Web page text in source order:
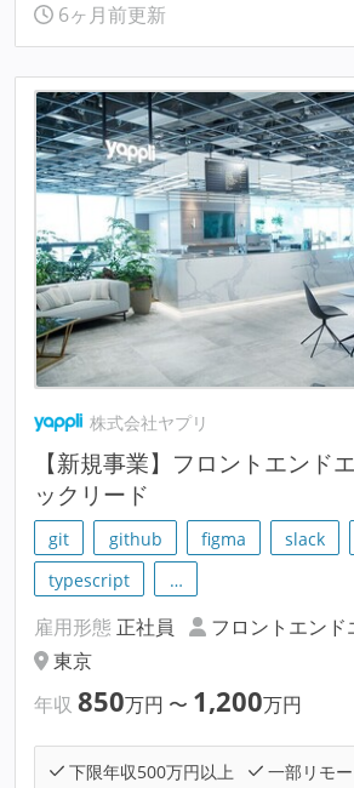
6ヶ月前更新
株式会社ヤプリ
【新規事業】フロントエンド
ックリード
git github figma slack
typescript
…
雇用形態 正社員
フロントエンド
東京
年収 850万円 〜 1,200万円
下限年収500万円以上
一部リモ